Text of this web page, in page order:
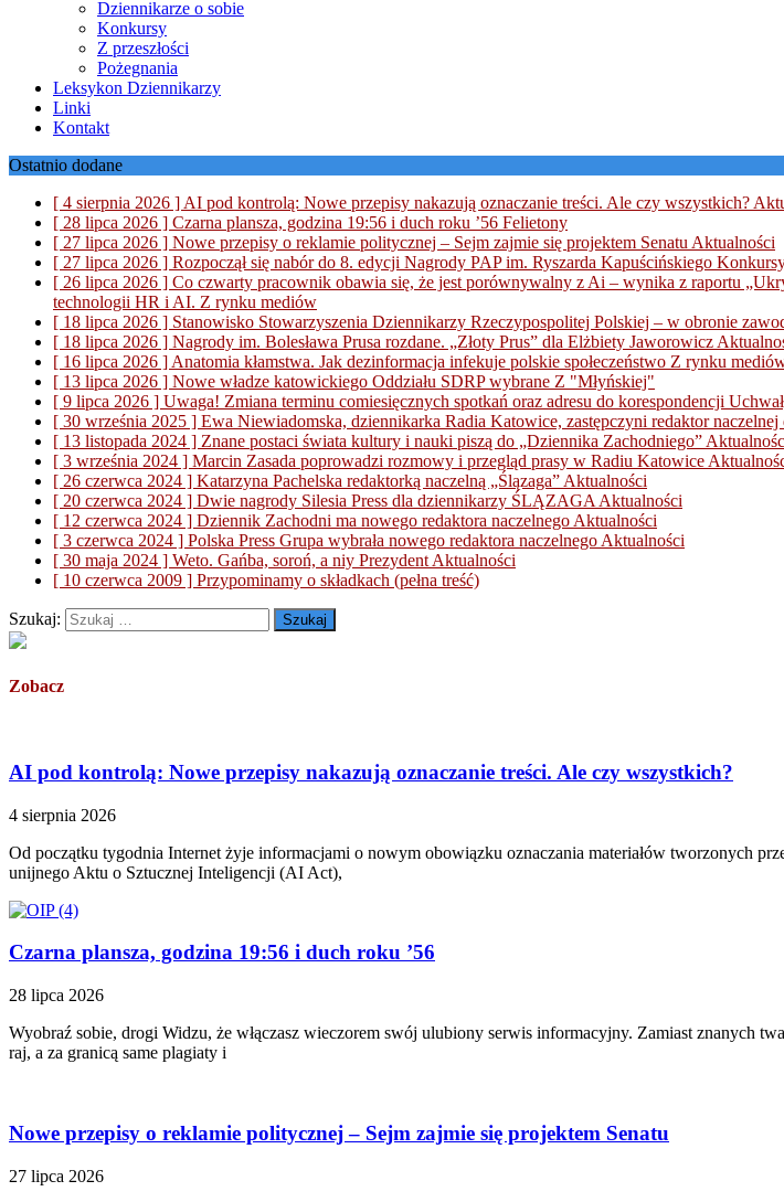
Dziennikarze o sobie
Konkursy
Z przeszłości
Pożegnania
Leksykon Dziennikarzy
Linki
Kontakt
Ostatnio dodane
[ 4 sierpnia 2026 ] AI pod kontrolą: Nowe przepisy nakazują oznaczanie treści. Ale czy wszystkich?
[ 28 lipca 2026 ] Czarna plansza, godzina 19:56 i duch roku ’56 Felietony
[ 27 lipca 2026 ] Nowe przepisy o reklamie politycznej – Sejm zajmie się projektem Senatu Aktualności
[ 27 lipca 2026 ] Rozpoczął się nabór do 8. edycji Nagrody PAP im. Ryszarda Kapuścińskiego
[ 26 lipca 2026 ] Co czwarty pracownik obawia się, że jest porównywalny z Ai – wynika z raportu
technologii HR i AI. Z rynku mediów
[ 18 lipca 2026 ] Stanowisko Stowarzyszenia Dziennikarzy Rzeczypospolitej Polskiej – w obronie
[ 18 lipca 2026 ] Nagrody im. Bolesława Prusa rozdane. „Złoty Prus” dla Elżbiety Jaworowicz
[ 16 lipca 2026 ] Anatomia kłamstwa. Jak dezinformacja infekuje polskie społeczeństwo Z rynku
[ 13 lipca 2026 ] Nowe władze katowickiego Oddziału SDRP wybrane Z "Młyńskiej"
[ 9 lipca 2026 ] Uwaga! Zmiana terminu comiesięcznych spotkań oraz adresu do korespondencji
[ 30 września 2025 ] Ewa Niewiadomska, dziennikarka Radia Katowice, zastępczyni redaktor
[ 13 listopada 2024 ] Znane postaci świata kultury i nauki piszą do „Dziennika Zachodniego”
[ 3 września 2024 ] Marcin Zasada poprowadzi rozmowy i przegląd prasy w Radiu Katowice
[ 26 czerwca 2024 ] Katarzyna Pachelska redaktorką naczelną „Ślązaga” Aktualności
[ 20 czerwca 2024 ] Dwie nagrody Silesia Press dla dziennikarzy ŚLĄZAGA Aktualności
[ 12 czerwca 2024 ] Dziennik Zachodni ma nowego redaktora naczelnego Aktualności
[ 3 czerwca 2024 ] Polska Press Grupa wybrała nowego redaktora naczelnego Aktualności
[ 30 maja 2024 ] Weto. Gańba, soroń, a niy Prezydent Aktualności
[ 10 czerwca 2009 ] Przypominamy o składkach (pełna treść)
Szukaj:
Zobacz
AI pod kontrolą: Nowe przepisy nakazują oznaczanie treści. Ale czy wszystkich?
4 sierpnia 2026
Od początku tygodnia Internet żyje informacjami o nowym obowiązku oznaczania materiałów tworzonych
unijnego Aktu o Sztucznej Inteligencji (AI Act),
Czarna plansza, godzina 19:56 i duch roku ’56
28 lipca 2026
Wyobraź sobie, drogi Widzu, że włączasz wieczorem swój ulubiony serwis informacyjny. Zamiast znanych
raj, a za granicą same plagiaty i
Nowe przepisy o reklamie politycznej – Sejm zajmie się projektem Senatu
27 lipca 2026